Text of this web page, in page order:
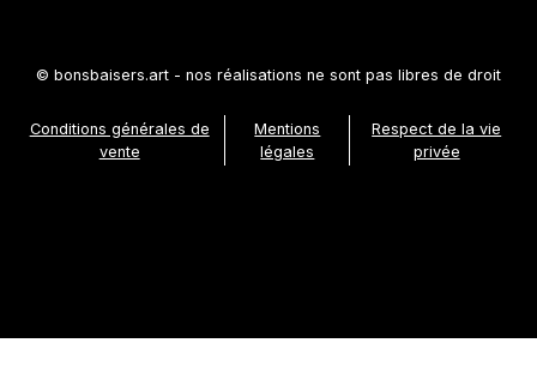
© bonsbaisers.art - nos réalisations ne sont pas libres de droit
Conditions générales de
vente
Mentions
légales
Respect de la vie
privée